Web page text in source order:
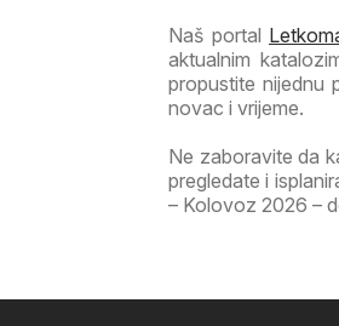
Naš portal
aktualnim
propustite nijednu
novac i vrijeme.
Ne zaboravite da
pregledate i
– Kolovoz 2026 –